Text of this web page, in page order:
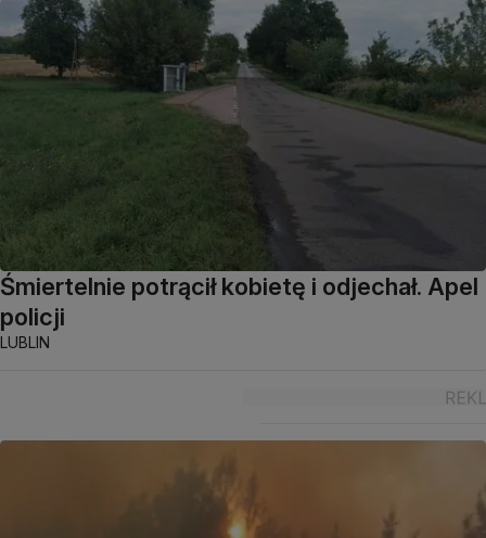
Śmiertelnie potrącił kobietę i odjechał. Apel
policji
LUBLIN